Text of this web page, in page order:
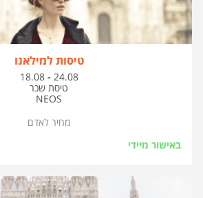
טיסות למילאנו
בין
התאריכים,
18.08 - 24.08
טיסת שכר
NEOS
באישור מיידי
מחיר לאדם